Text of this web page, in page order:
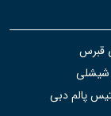
قبرس
پالم دبی